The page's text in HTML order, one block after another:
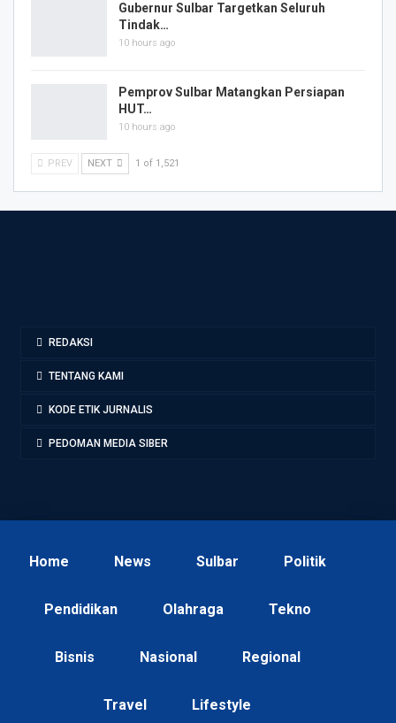
Gubernur Sulbar Targetkan Seluruh
Tindak…
10 hours ago
Pemprov Sulbar Matangkan Persiapan
HUT…
10 hours ago
PREV NEXT 1 of 1,521
REDAKSI
TENTANG KAMI
KODE ETIK JURNALIS
PEDOMAN MEDIA SIBER
Home News Sulbar Politik
Pendidikan Olahraga Tekno
Bisnis Nasional Regional
Travel Lifestyle